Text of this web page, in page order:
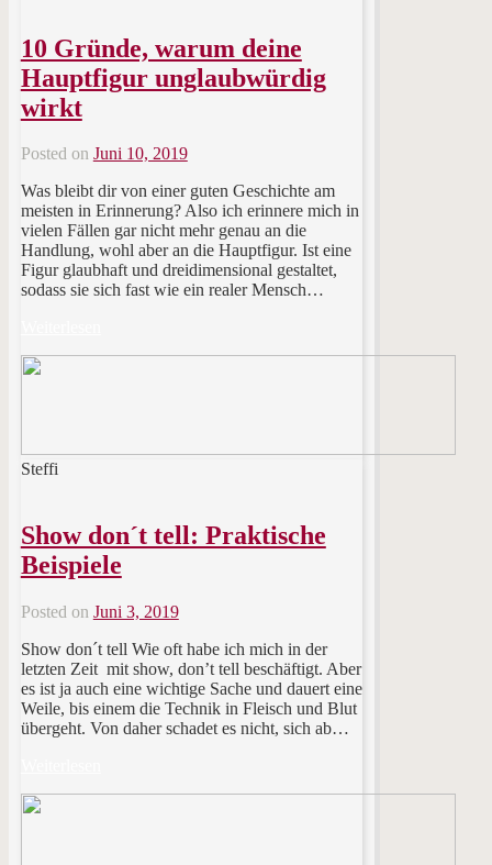
10 Gründe, warum deine
Hauptfigur unglaubwürdig
wirkt
Posted on Juni 10, 2019
Was bleibt dir von einer guten Geschichte am
meisten in Erinnerung? Also ich erinnere mich in
vielen Fällen gar nicht mehr genau an die
Handlung, wohl aber an die Hauptfigur. Ist eine
Figur glaubhaft und dreidimensional gestaltet,
sodass sie sich fast wie ein realer Mensch…
Steffi
Show don´t tell: Praktische
Beispiele
Posted on Juni 3, 2019
Show don´t tell Wie oft habe ich mich in der
letzten Zeit mit show, don’t tell beschäftigt. Aber
es ist ja auch eine wichtige Sache und dauert eine
Weile, bis einem die Technik in Fleisch und Blut
übergeht. Von daher schadet es nicht, sich ab…